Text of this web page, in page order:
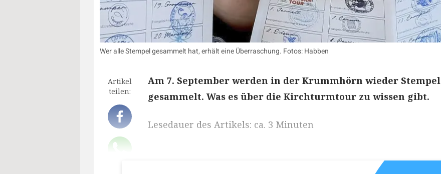
Wer alle Stempel gesammelt hat, erhält eine Überraschung. Fotos: Habben
Artikel
teilen:
Am 7. September werden in der Krummhörn wieder Stempel
gesammelt. Was es über die Kirchturmtour zu wissen gibt.
Lesedauer des Artikels: ca. 3 Minuten